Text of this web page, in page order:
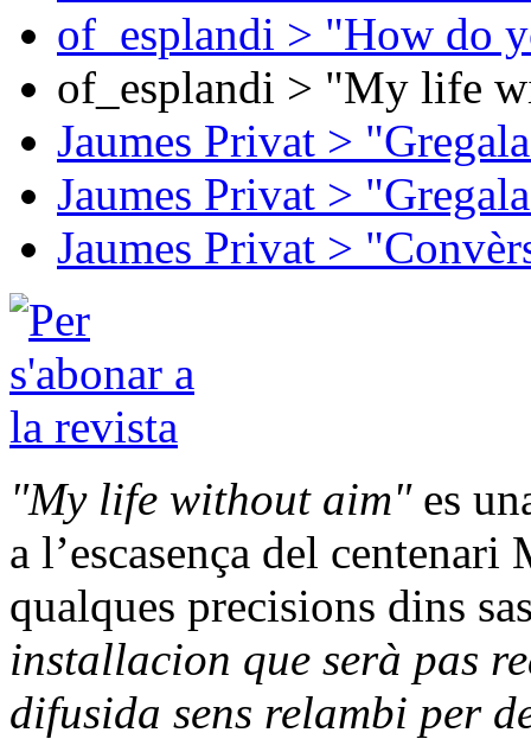
of_esplandi > "How do
of_esplandi > "My life
Jaumes Privat >
Jaumes Privat >
Jaumes Privat >
"My life without aim"es
a l’escasença del
qualques precisions dins
installacion que serà pas
difusida sens relambi per